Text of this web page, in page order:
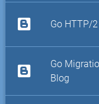
Go HTTP/
Go
Blog